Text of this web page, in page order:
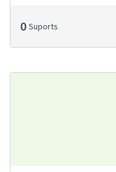
0 Suports